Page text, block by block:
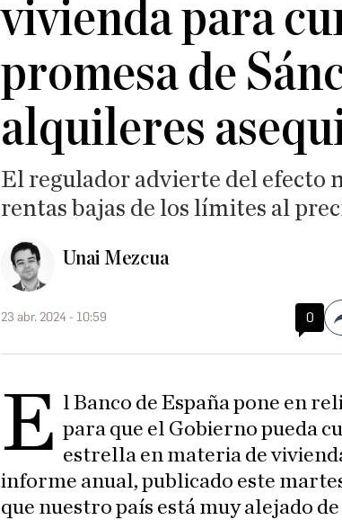
vivienda para
promesa de
alquileres
El regulador advierte del efecto
rentas bajas de los límites al
Unai Mezcua
23 abr. 2024 - 10:59 0
E l Banco de España pone en
para que el Gobierno pueda
estrella en materia de
informe anual, publicado este
que nuestro país está muy alejado